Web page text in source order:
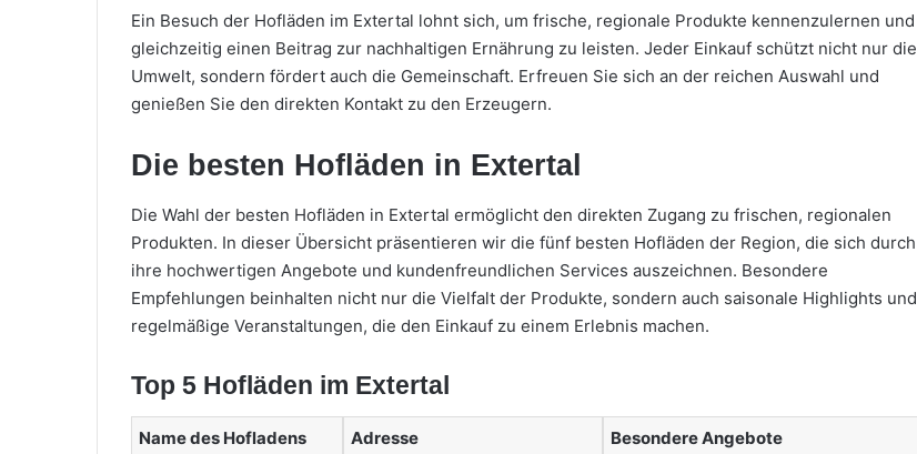
Ein Besuch der Hofläden im Extertal lohnt sich, um frische, regionale Produkte kennenzulernen und
gleichzeitig einen Beitrag zur nachhaltigen Ernährung zu leisten. Jeder Einkauf schützt nicht nur die
Umwelt, sondern fördert auch die Gemeinschaft. Erfreuen Sie sich an der reichen Auswahl und
genießen Sie den direkten Kontakt zu den Erzeugern.
Die besten Hofläden in Extertal
Die Wahl der besten Hofläden in Extertal ermöglicht den direkten Zugang zu frischen, regionalen
Produkten. In dieser Übersicht präsentieren wir die fünf besten Hofläden der Region, die sich durch
ihre hochwertigen Angebote und kundenfreundlichen Services auszeichnen. Besondere
Empfehlungen beinhalten nicht nur die Vielfalt der Produkte, sondern auch saisonale Highlights und
regelmäßige Veranstaltungen, die den Einkauf zu einem Erlebnis machen.
Top 5 Hofläden im Extertal
Name des Hofladens Adresse Besondere Angebote